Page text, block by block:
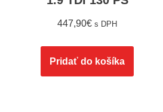
447,90€ s DPH
Pridať do košíka